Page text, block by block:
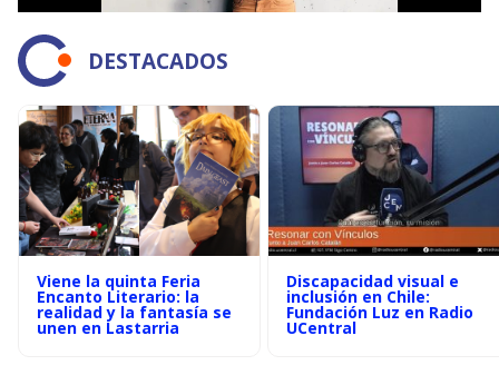
DESTACADOS
Viene la quinta Feria
Encanto Literario: la
realidad y la fantasía se
unen en Lastarria
Discapacidad visual e
inclusión en Chile:
Fundación Luz en Radio
UCentral